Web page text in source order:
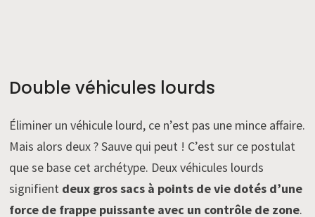
Double véhicules lourds
Éliminer un véhicule lourd, ce n’est pas une mince affaire.
Mais alors deux ? Sauve qui peut ! C’est sur ce postulat
que se base cet archétype. Deux véhicules lourds
signifient deux gros sacs à points de vie dotés d’une
force de frappe puissante avec un contrôle de zone.